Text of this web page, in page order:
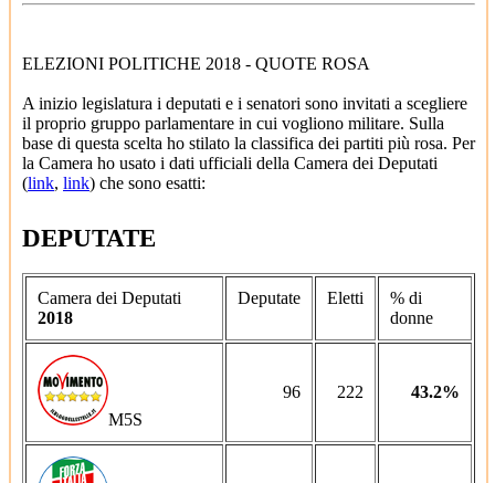
ELEZIONI POLITICHE 2018 - QUOTE ROSA
A inizio legislatura i deputati e i senatori sono invitati a scegliere
il proprio gruppo parlamentare in cui vogliono militare. Sulla
base di questa scelta ho stilato la classifica dei partiti più rosa. Per
la Camera ho usato i dati ufficiali della Camera dei Deputati
(link, link) che sono esatti:
DEPUTATE
Camera dei Deputati
2018
Deputate Eletti
% di
donne
M5S
96 222 43.2%